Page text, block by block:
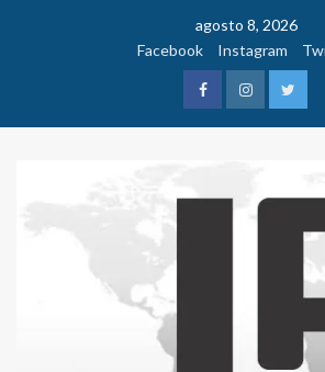
agosto 8, 2026
Facebook
Instagram
FacebookInstagram